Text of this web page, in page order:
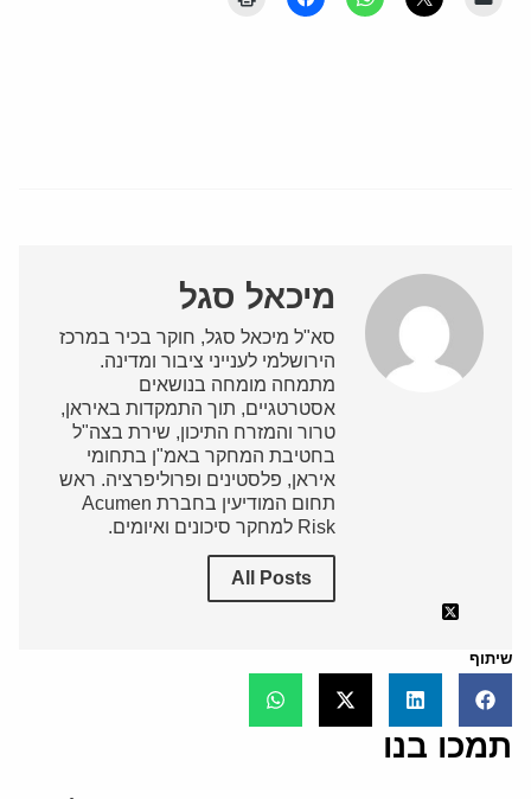
מיכאל סגל
סא"ל מיכאל סגל, חוקר בכיר במרכז
הירושלמי לענייני ציבור ומדינה.
מתמחה מומחה בנושאים
אסטרטגיים, תוך התמקדות באיראן,
טרור והמזרח התיכון, שירת בצה"ל
בחטיבת המחקר באמ"ן בתחומי
איראן, פלסטינים ופרוליפרציה. ראש
תחום המודיעין בחברת Acumen
Risk למחקר סיכונים ואיומים.
All Posts
שיתוף
תמכו בנו